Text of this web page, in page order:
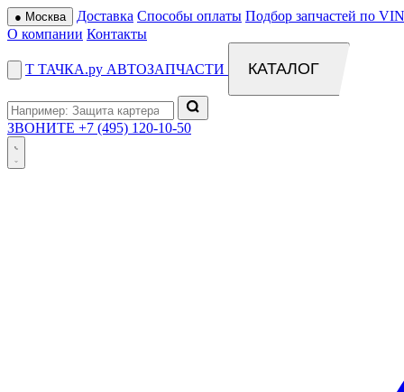
● Москва Доставка Способы оплаты Подбор запчастей по
О компании Контакты
Т ТАЧКА.ру АВТОЗАПЧАСТИ КАТАЛОГ
ЗВОНИТЕ +7 (495) 120-10-50